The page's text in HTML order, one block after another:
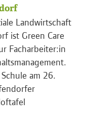
Landwirtschaft
ist Green Care
Facharbeiter:in
am 26.